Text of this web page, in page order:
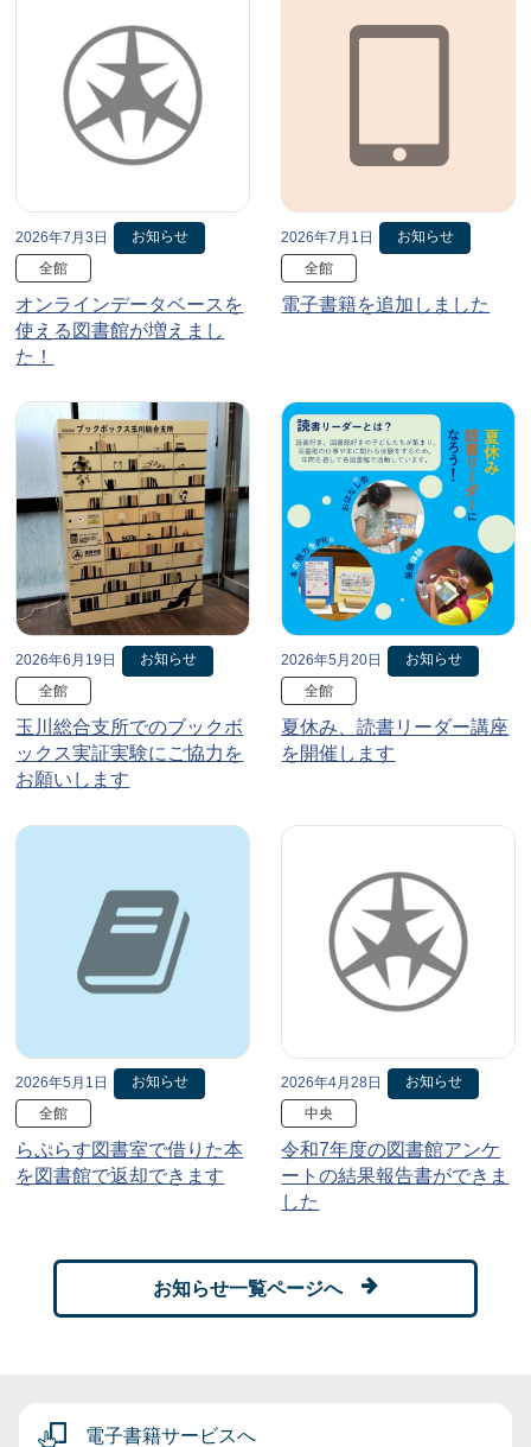
2026年7月3日
お知らせ
全館
オンラインデータベースを
使える図書館が増えまし
た！
2026年7月1日
お知らせ
全館
電子書籍を追加しました
2026年6月19日
お知らせ
全館
玉川総合支所でのブックボ
ックス実証実験にご協力を
お願いします
2026年5月20日
お知らせ
全館
夏休み、読書リーダー講座
を開催します
2026年5月1日
お知らせ
全館
らぷらす図書室で借りた本
を図書館で返却できます
2026年4月28日
お知らせ
中央
令和7年度の図書館アンケ
ートの結果報告書ができま
した
お知らせ一覧ページへ
電子書籍サービスへ